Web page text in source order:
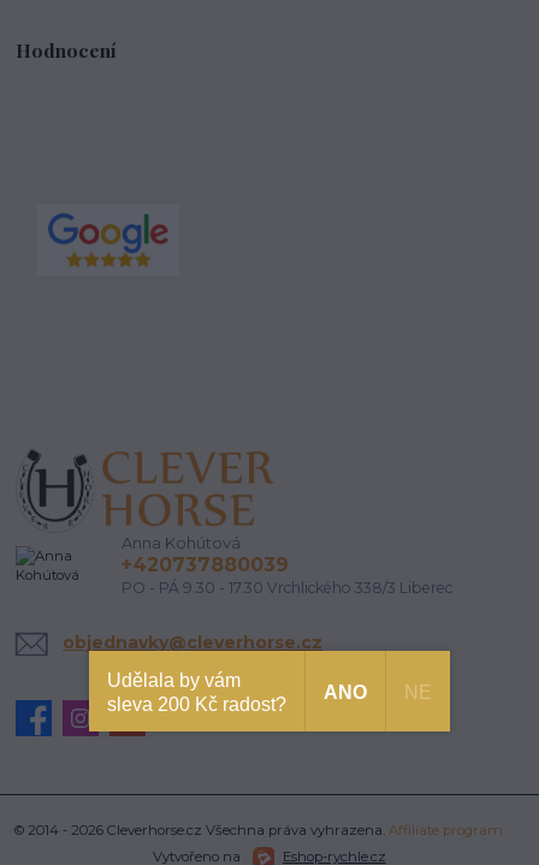
Hodnocení
Anna Kohútová
+420737880039
PO - PÁ 9.30 - 17.30 Vrchlického 338/3 Liberec
objednavky@cleverhorse.cz
© 2014 - 2026 Cleverhorse.cz Všechna práva vyhrazena.Affiliate program
Vytvořeno na
Eshop-rychle.cz
Udělala by vám
sleva 200 Kč radost?
ANO NE